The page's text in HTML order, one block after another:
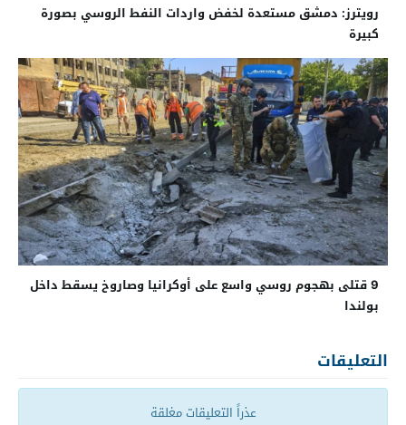
رويترز: دمشق مستعدة لخفض واردات النفط الروسي بصورة
كبيرة
9 قتلى بهجوم روسي واسع على أوكرانيا وصاروخ يسقط داخل
بولندا
التعليقات
عذراً التعليقات مغلقة